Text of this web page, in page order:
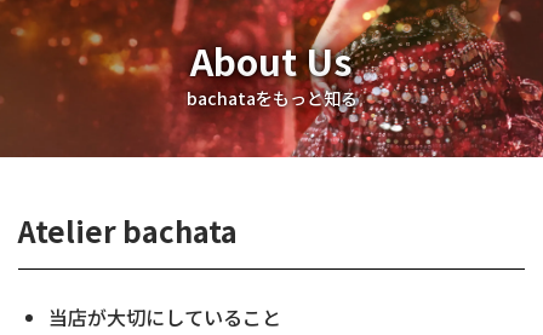
About Us
bachataをもっと知る
Atelier bachata
当店が大切にしていること